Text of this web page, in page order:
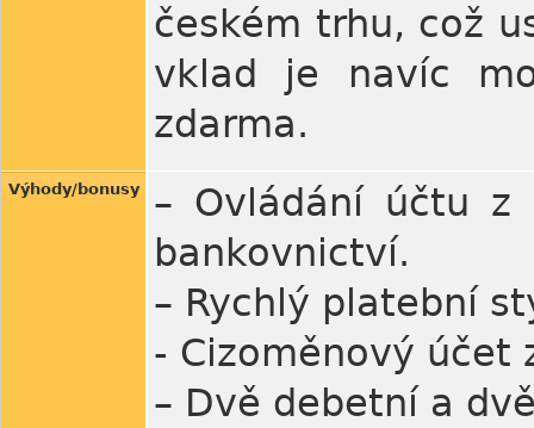
českém trhu, což
vklad je navíc
zdarma.
Výhody/bonusy
– Ovládání účtu z
bankovnictví.
– Rychlý platební
- Cizoměnový účet
– Dvě debetní a